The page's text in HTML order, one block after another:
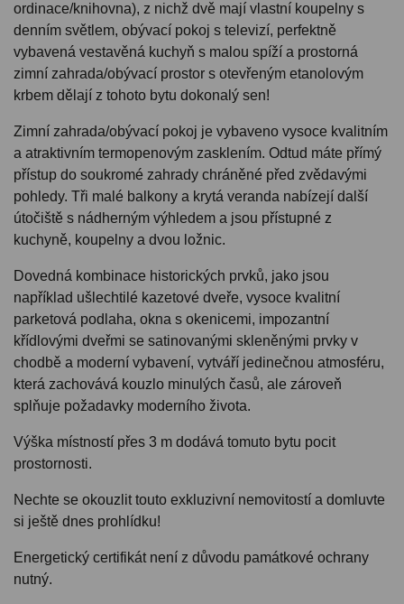
ordinace/knihovna), z nichž dvě mají vlastní koupelny s
denním světlem, obývací pokoj s televizí, perfektně
vybavená vestavěná kuchyň s malou spíží a prostorná
zimní zahrada/obývací prostor s otevřeným etanolovým
krbem dělají z tohoto bytu dokonalý sen!
Zimní zahrada/obývací pokoj je vybaveno vysoce kvalitním
a atraktivním termopenovým zasklením. Odtud máte přímý
přístup do soukromé zahrady chráněné před zvědavými
pohledy. Tři malé balkony a krytá veranda nabízejí další
útočiště s nádherným výhledem a jsou přístupné z
kuchyně, koupelny a dvou ložnic.
Dovedná kombinace historických prvků, jako jsou
například ušlechtilé kazetové dveře, vysoce kvalitní
parketová podlaha, okna s okenicemi, impozantní
křídlovými dveřmi se satinovanými skleněnými prvky v
chodbě a moderní vybavení, vytváří jedinečnou atmosféru,
která zachovává kouzlo minulých časů, ale zároveň
splňuje požadavky moderního života.
Výška místností přes 3 m dodává tomuto bytu pocit
prostornosti.
Nechte se okouzlit touto exkluzivní nemovitostí a domluvte
si ještě dnes prohlídku!
Energetický certifikát není z důvodu památkové ochrany
nutný.